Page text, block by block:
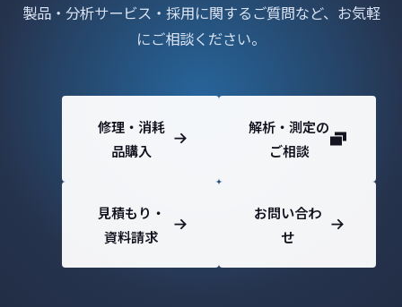
製品・分析サービス・採用に関するご質問など、お気軽
にご相談ください。
修理・消耗
品購入
解析・測定の
ご相談
見積もり・
資料請求
お問い合わ
せ